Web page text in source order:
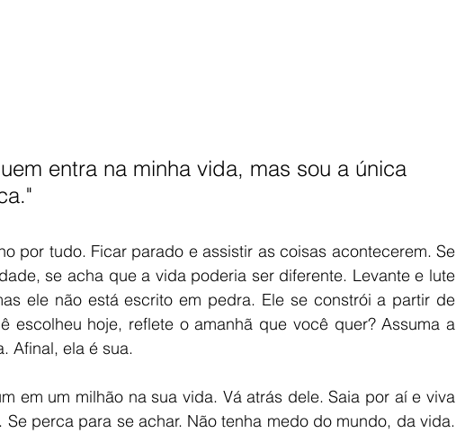
entra na minha vida, mas sou a única
por tudo. Ficar parado e assistir as coisas acontecerem. Se
se acha que a vida poderia ser diferente. Levante e lute
ele não está escrito em pedra. Ele se constrói a partir de
escolheu hoje, reflete o amanhã que você quer? Assuma a
Afinal, ela é sua.
em um milhão na sua vida. Vá atrás dele. Saia por aí e viva
perca para se achar. Não tenha medo do mundo, da vida.